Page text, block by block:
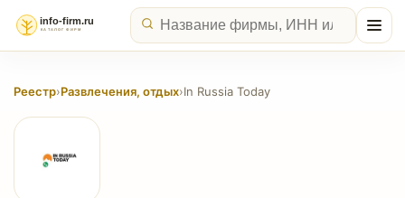
Реестр›Развлечения, отдых›In Russia Today